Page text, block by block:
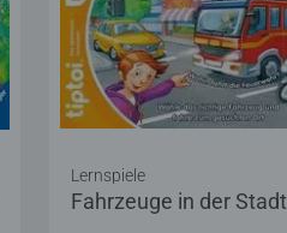
Fahrzeuge in der Stadt
Lernspiele